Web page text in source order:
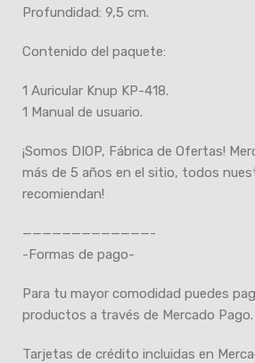
Profundidad: 9,5 cm.
Contenido del paquete:
1 Auricular Knup KP-418.
1 Manual de usuario.
¡Somos DIOP, Fábrica de Ofertas!
más de 5 años en el sitio, todos
recomiendan!
—————————————-
-Formas de pago-
Para tu mayor comodidad puedes
productos a través de Mercado Pago.
Tarjetas de crédito incluidas en